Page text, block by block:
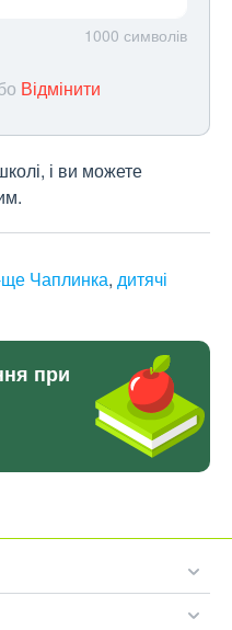
1000 символів
Відмінити
і ви можете
ще Чаплинка, дитячі
при